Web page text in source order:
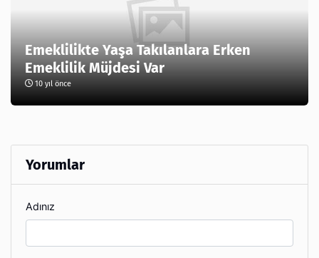
Emeklilikte Yaşa Takılanlara Erken
Emeklilik Müjdesi Var
10 yıl önce
Yorumlar
Adınız